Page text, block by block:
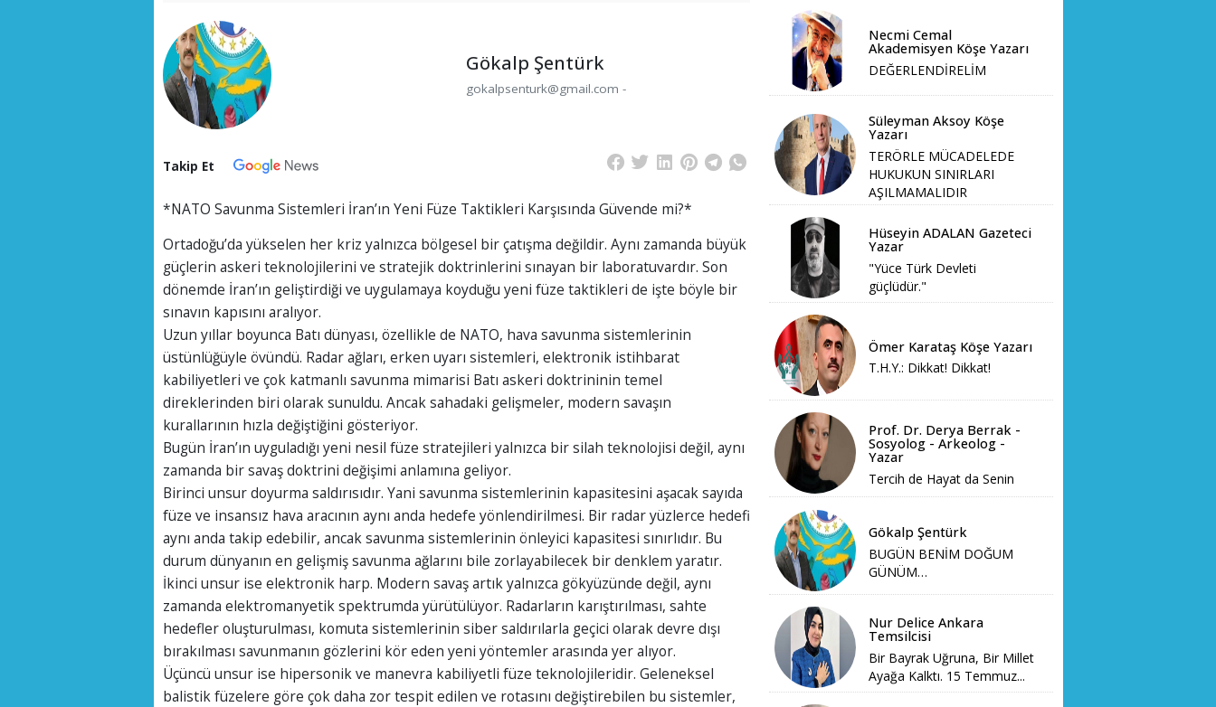
Gökalp Şentürk
gokalpsenturk@gmail.com -
Takip Et
*NATO Savunma Sistemleri İran’ın Yeni Füze Taktikleri Karşısında Güvende mi?*
Ortadoğu’da yükselen her kriz yalnızca bölgesel bir çatışma değildir. Aynı zamanda büyük
güçlerin askeri teknolojilerini ve stratejik doktrinlerini sınayan bir laboratuvardır. Son
dönemde İran’ın geliştirdiği ve uygulamaya koyduğu yeni füze taktikleri de işte böyle bir
sınavın kapısını aralıyor.
Uzun yıllar boyunca Batı dünyası, özellikle de NATO, hava savunma sistemlerinin
üstünlüğüyle övündü. Radar ağları, erken uyarı sistemleri, elektronik istihbarat
kabiliyetleri ve çok katmanlı savunma mimarisi Batı askeri doktrininin temel
direklerinden biri olarak sunuldu. Ancak sahadaki gelişmeler, modern savaşın
kurallarının hızla değiştiğini gösteriyor.
Bugün İran’ın uyguladığı yeni nesil füze stratejileri yalnızca bir silah teknolojisi değil, aynı
zamanda bir savaş doktrini değişimi anlamına geliyor.
Birinci unsur doyurma saldırısıdır. Yani savunma sistemlerinin kapasitesini aşacak sayıda
füze ve insansız hava aracının aynı anda hedefe yönlendirilmesi. Bir radar yüzlerce hedefi
aynı anda takip edebilir, ancak savunma sistemlerinin önleyici kapasitesi sınırlıdır. Bu
durum dünyanın en gelişmiş savunma ağlarını bile zorlayabilecek bir denklem yaratır.
İkinci unsur ise elektronik harp. Modern savaş artık yalnızca gökyüzünde değil, aynı
zamanda elektromanyetik spektrumda yürütülüyor. Radarların karıştırılması, sahte
hedefler oluşturulması, komuta sistemlerinin siber saldırılarla geçici olarak devre dışı
bırakılması savunmanın gözlerini kör eden yeni yöntemler arasında yer alıyor.
Üçüncü unsur ise hipersonik ve manevra kabiliyetli füze teknolojileridir. Geleneksel
balistik füzelere göre çok daha zor tespit edilen ve rotasını değiştirebilen bu sistemler,
Necmi Cemal
Akademisyen Köşe Yazarı
DEĞERLENDİRELİM
Süleyman Aksoy Köşe
Yazarı
TERÖRLE MÜCADELEDE
HUKUKUN SINIRLARI
AŞILMAMALIDIR
Hüseyin ADALAN Gazeteci
Yazar
"Yüce Türk Devleti
güçlüdür."
Ömer Karataş Köşe Yazarı
T.H.Y.: Dikkat! Dikkat!
Prof. Dr. Derya Berrak -
Sosyolog - Arkeolog -
Yazar
Tercih de Hayat da Senin
Gökalp Şentürk
BUGÜN BENİM DOĞUM
GÜNÜM…
Nur Delice Ankara
Temsilcisi
Bir Bayrak Uğruna, Bir Millet
Ayağa Kalktı. 15 Temmuz...